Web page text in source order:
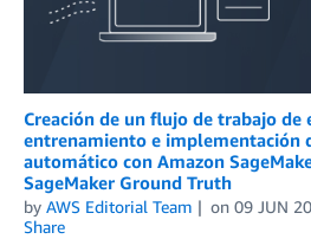
Creación de un flujo de trabajo de
entrenamiento e implementación
automático con Amazon
SageMaker Ground Truth
by AWS Editorial Team on 09 JUN
Share